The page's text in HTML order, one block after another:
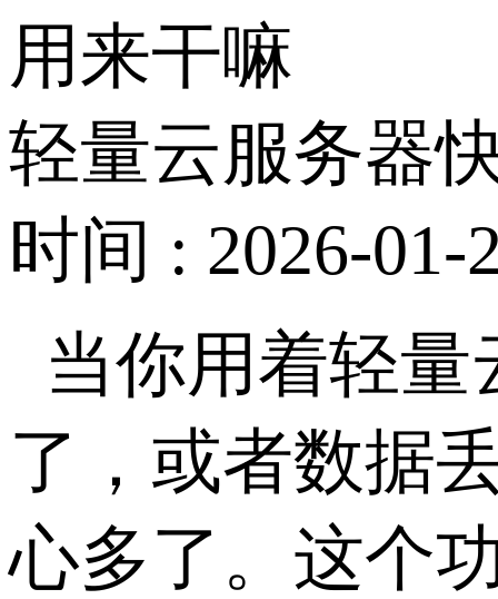
用来干嘛
轻量云服务器
时间 : 2026-01-
当你用着轻
了，或者数据
心多了。这个